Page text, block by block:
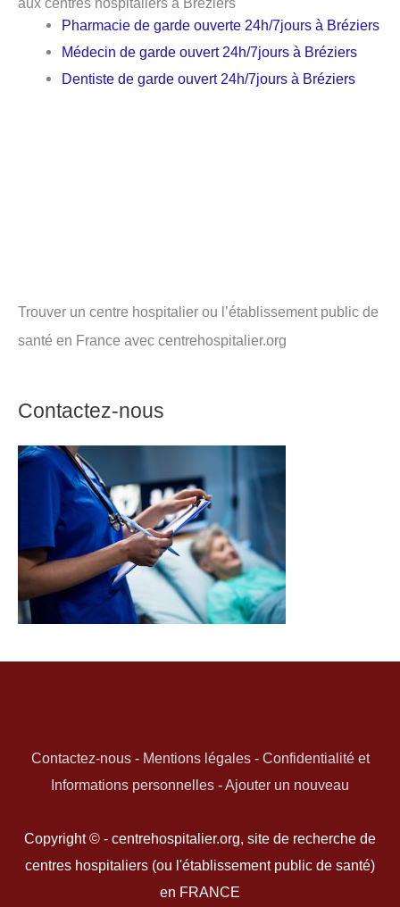
Pharmacie de garde ouverte 24h/7jours à Bréziers
Médecin de garde ouvert 24h/7jours à Bréziers
Dentiste de garde ouvert 24h/7jours à Bréziers
Trouver un centre hospitalier ou l’établissement public de
santé en France avec centrehospitalier.org
Contactez-nous
Contactez-nous- Mentions légales- Confidentialité et
Informations personnelles -Ajouter un nouveau
Copyright © - centrehospitalier.org, site de recherche de
centres hospitaliers (ou l'établissement public de santé)
en FRANCE